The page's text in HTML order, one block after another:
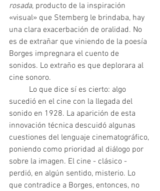
rosada, producto de la inspiración
«visual» que Stemberg le brindaba, hay
una clara exacerbación de oralidad. No
es de extrañar que viniendo de la poesía
Borges impregnara el cuento de
sonidos. Lo extraño es que deplorara al
cine sonoro.
sucedió en el cine con la llegada del
sonido en 1928. La aparición de esta
innovación técnica descuidó algunas
cuestiones del lenguaje cinematográfico,
poniendo como prioridad al diálogo por
sobre la imagen. El cine - clásico -
perdió, en algún sentido, misterio. Lo
que contradice a Borges, entonces, no